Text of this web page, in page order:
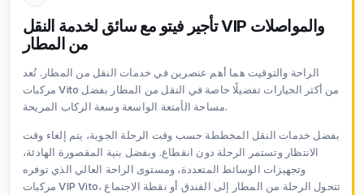
تأجير فيتو مع سائق لخدمة النقل VIP والمواصلات
من المطار
الراحة والتوقيت هما أهم عنصرين في خدمات النقل من المطار. تُعد
مركبات Vito من أكثر الخيارات تفضيلًا خاصة في النقل من المطار بفضل
مساحة الأمتعة الواسعة وسعة الركاب المريحة.
بفضل خدمات النقل المخططة حسب وقت الرحلة الجوية، يتم إلغاء وقت
الانتظار وتستمر الرحلة دون انقطاع. وبفضل بنية المقصورة الهادئة،
وتجهيزات الوسائط المتعددة، ومستوى الراحة العالي الذي توفره
مركبات VIP Vito، تتحول الرحلة من المطار إلى الفندق أو نقطة الاجتماع